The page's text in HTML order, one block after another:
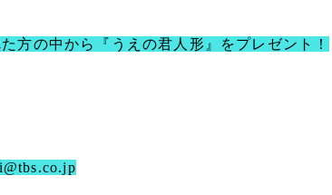
方の中から『うえの君人形』をプレゼント！